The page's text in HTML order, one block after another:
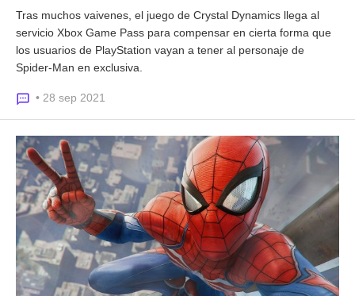
Tras muchos vaivenes, el juego de Crystal Dynamics llega al
servicio Xbox Game Pass para compensar en cierta forma que
los usuarios de PlayStation vayan a tener al personaje de
Spider-Man en exclusiva.
• 28 sep 2021